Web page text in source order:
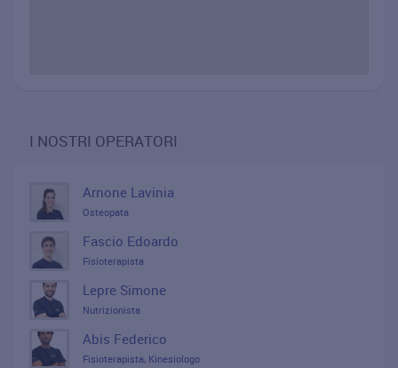
I NOSTRI OPERATORI
Arnone Lavinia
Osteopata
Fascio Edoardo
Fisioterapista
Lepre Simone
Nutrizionista
Abis Federico
Fisioterapista, Kinesiologo